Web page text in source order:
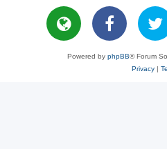
Powered by phpBB® Forum
Privacy|